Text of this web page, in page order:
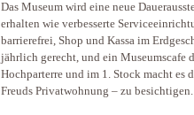
Das Museum wird eine neue
erhalten wie verbesserte
barrierefrei, Shop und Kassa im
jährlich gerecht, und ein Museumscafe
Hochparterre und im 1. Stock macht es
Freuds Privatwohnung – zu besichtigen.